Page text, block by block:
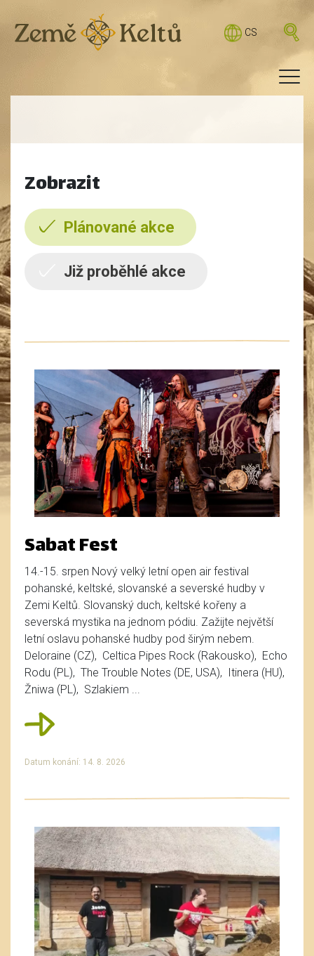
CS
Zobrazit
Plánované akce
Již proběhlé akce
Sabat Fest
14.-15. srpen Nový velký letní open air festival
pohanské, keltské, slovanské a severské hudby v
Zemi Keltů. Slovanský duch, keltské kořeny a
severská mystika na jednom pódiu. Zažijte největší
letní oslavu pohanské hudby pod širým nebem.
Deloraine (CZ), Celtica Pipes Rock (Rakousko), Echo
Rodu (PL), The Trouble Notes (DE, USA), Itinera (HU),
Žniwa (PL), Szlakiem ...
Datum konání: 14. 8. 2026